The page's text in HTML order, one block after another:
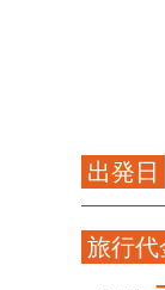
出発日
旅行代